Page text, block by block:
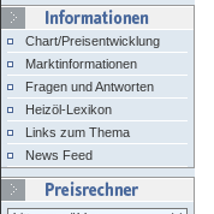
-- Informationen --
Chart/Preisentwicklung
Marktinformationen
Fragen und Antworten
Heizöl-Lexikon
Links zum Thema
News Feed
-- Preisrechner --